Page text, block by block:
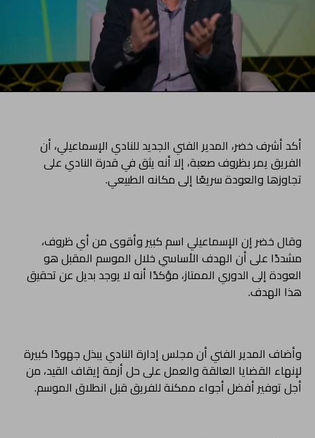
أكد أشرف خضر، المدير الفني الجديد للنادي الإسماعيلي، أن
الفريق يمر بظروف صعبة، إلا أنه يثق في قدرة النادي على
تجاوزها والعودة سريعًا إلى مكانه الطبيعي.
وقال خضر إن الإسماعيلي اسم كبير وأقوى من أي ظروف،
مشددًا على أن الهدف الأساسي خلال الموسم المقبل هو
العودة إلى الدوري الممتاز، مؤكدًا أنه لا يوجد بديل عن تحقيق
هذا الهدف.
وأضاف المدير الفني أن مجلس إدارة النادي يبذل جهودًا كبيرة
لإنهاء القضايا العالقة والعمل على حل أزمة إيقاف القيد، من
أجل توفير أفضل أجواء ممكنة للفريق قبل انطلاق الموسم.